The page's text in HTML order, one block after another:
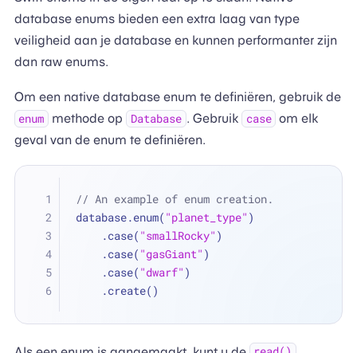
database enums bieden een extra laag van type
veiligheid aan je database en kunnen performanter zijn
dan raw enums.
Om een native database enum te definiëren, gebruik de
enum methode op Database . Gebruik case om elk
geval van de enum te definiëren.
// An example of enum creation.
database.enum( "planet_type" )
    .case(
"smallRocky" )
    .case(
"gasGiant" )
    .case(
"dwarf" )
    .create()